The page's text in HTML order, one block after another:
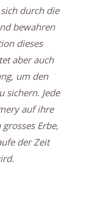
durch die
bewahren
dieses
aber auch
um den
sichern. Jede
auf ihre
Erbe,
der Zeit